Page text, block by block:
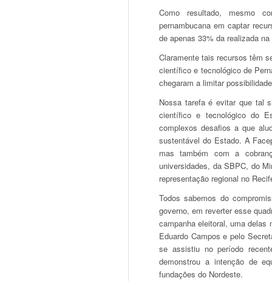
Como resultado, mesmo
pernambucana em captar
de apenas 33% da realizada
Claramente tais recursos têm
científico e tecnológico de
chegaram a limitar
Nossa tarefa é evitar que tal
científico e tecnológico do
complexos desafios a que
sustentável do Estado. A
mas também com a
universidades, da SBPC, do
representação regional no
Todos sabemos do
governo, em reverter esse
campanha eleitoral, uma delas
Eduardo Campos e pelo
se assistiu no período
demonstrou a intenção de
fundações do Nordeste.